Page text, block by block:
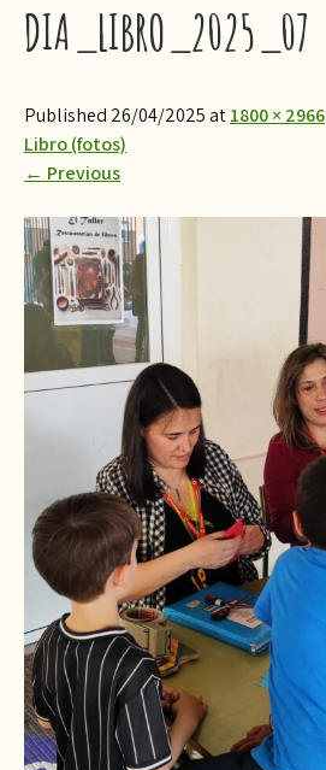
DIA_LIBRO_2025_07
Published 26/04/2025 at1800 × 2966
Libro (fotos)
← Previous